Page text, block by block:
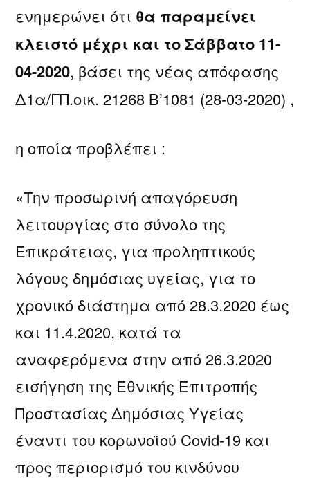
ενημερώνει ότι θα παραμείνει
κλειστό μέχρι και το Σάββατο 11-
04-2020, βάσει της νέας απόφασης
Δ1α/ΓΠ.οικ. 21268 Β’1081 (28-03-2020) ,
η οποία προβλέπει :
«Την προσωρινή απαγόρευση
λειτουργίας στο σύνολο της
Επικράτειας, για προληπτικούς
λόγους δημόσιας υγείας, για το
χρονικό διάστημα από 28.3.2020 έως
και 11.4.2020, κατά τα
αναφερόμενα στην από 26.3.2020
εισήγηση της Εθνικής Επιτροπής
Προστασίας Δημόσιας Υγείας
έναντι του κορωνοϊού Covid-19 και
προς περιορισμό του κινδύνου